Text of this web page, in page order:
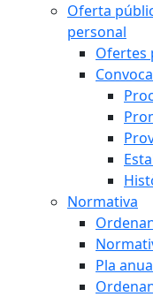
Oferta
personal
Ofertes
Normativa
Pla